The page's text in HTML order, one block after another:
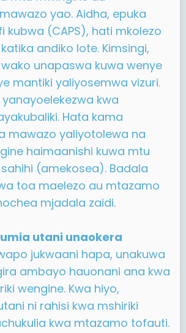
yao. Aidha, epuka
kubwa (CAPS), hati mkolezo
andiko lote. Kimsingi,
unapaswa kuwa wenye
mantiki yaliyosemwa vizuri.
kwa
Hata kama
mawazo yaliyotolewa na
haimaanishi kuwa mtu
(amekosea). Badala
toa maelezo au mtazamo
mjadala zaidi.
utani unaokera
jukwaani hapa, unakuwa
ambayo hauonani ana kwa
wengine. Kwa hiyo,
ni rahisi kwa mshiriki
kwa mtazamo tofauti.